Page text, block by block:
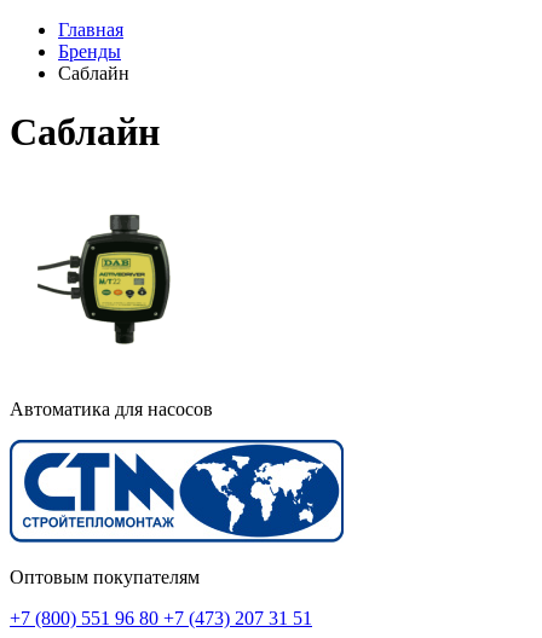
Главная
Бренды
Саблайн
Саблайн
Автоматика для насосов
Оптовым покупателям
+7 (800) 551 96 80 +7 (473) 207 31 51